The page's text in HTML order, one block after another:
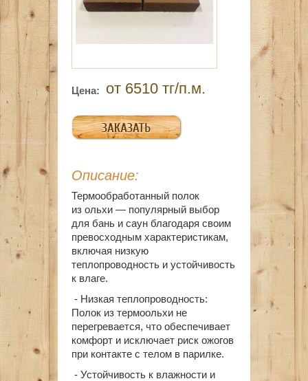
Цена: от 6510 тг/п.м.
Описание:
Термообработанный полок
из ольхи — популярный выбор
для бань и саун благодаря своим
превосходным характеристикам,
включая низкую
теплопроводность и устойчивость
к влаге.
- Низкая теплопроводность:
Полок из термоольхи не
перегревается, что обеспечивает
комфорт и исключает риск ожогов
при контакте с телом в парилке.
- Устойчивость к влажности и